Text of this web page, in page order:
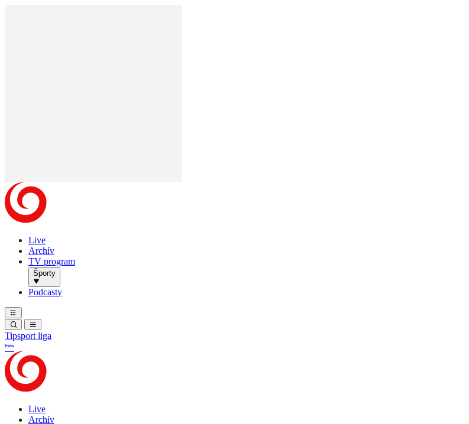
Live
Archív
TV program
Športy
Podcasty
Tipsport liga
Live
Archív